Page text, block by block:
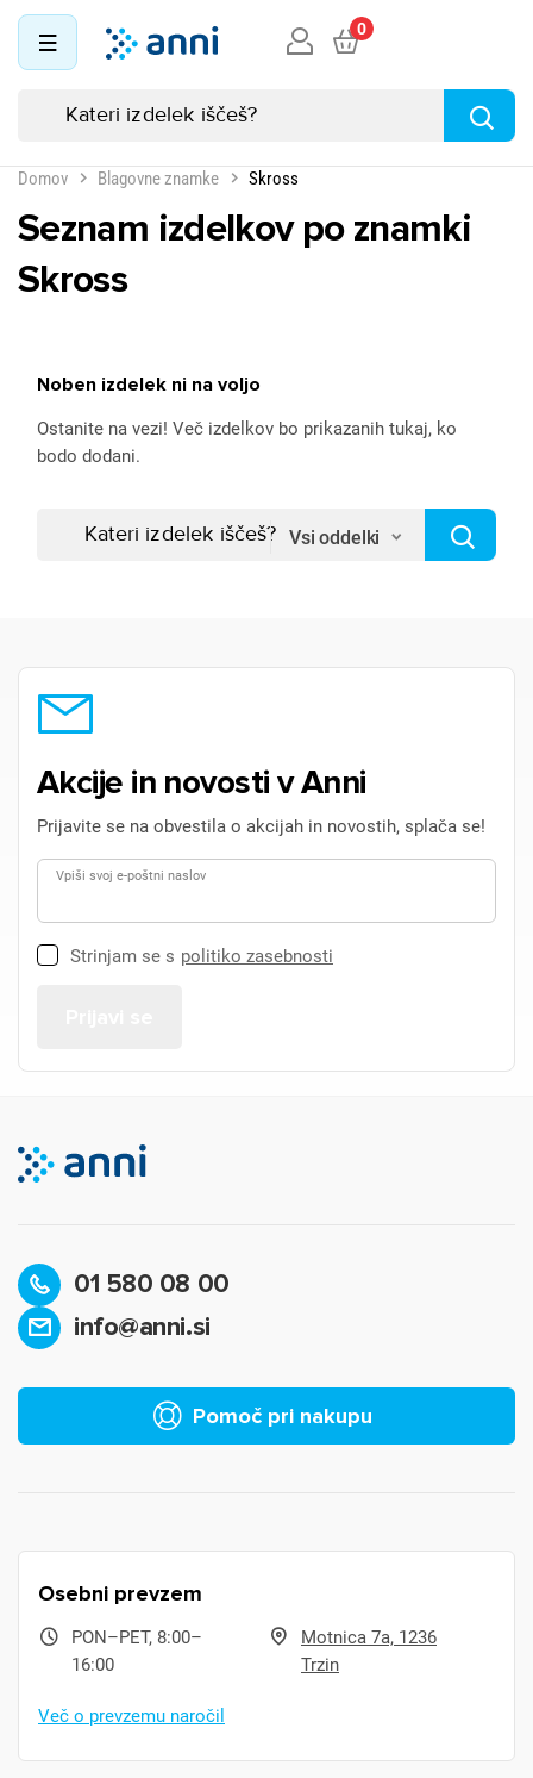
0
Domov Blagovne znamke Skross
Seznam izdelkov po znamki
Skross
Noben izdelek ni na voljo
Ostanite na vezi! Več izdelkov bo prikazanih tukaj, ko
bodo dodani.
Vsi oddelki
Akcije in novosti v Anni
Prijavite se na obvestila o akcijah in novostih, splača se!
Vpiši svoj e-poštni naslov
Strinjam se s politiko zasebnosti
01 580 08 00
info@anni.si
Pomoč pri nakupu
Osebni prevzem
PON–PET, 8:00–
16:00
Motnica 7a, 1236
Trzin
Več o prevzemu naročil
Prijava
Za dodajanje na seznam želja morate biti prijavljeni.